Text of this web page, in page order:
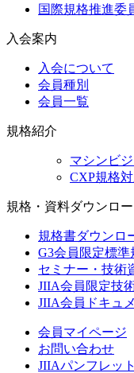
国際規格推進委
入会案内
入会について
会員種別
会員一覧
規格紹介
マシンビ
CXP規格
規格・資料ダウンロ
規格書ダウンロ
G3会員限定標準
セミナー・技術
JIIA会員限定技
JIIA会員ドキュ
会員マイページ
お問い合わせ
JIIAパンフレット